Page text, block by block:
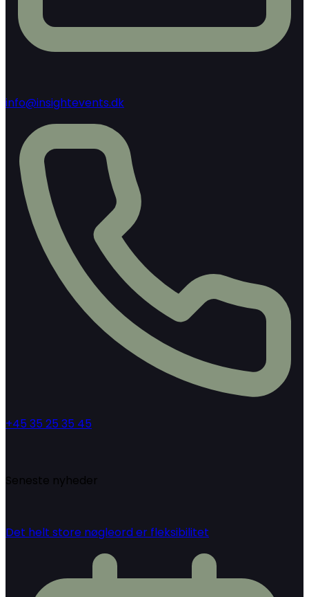
info@insightevents.dk
+45 35 25 35 45
Seneste nyheder
Det helt store nøgleord er fleksibilitet